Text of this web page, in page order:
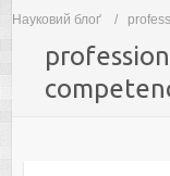
Науковий блоґ